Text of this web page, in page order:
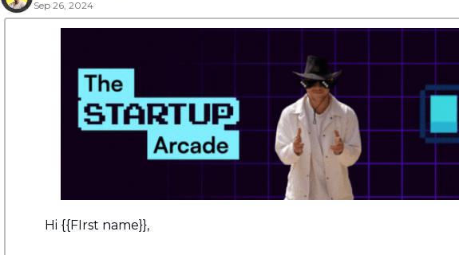
Sep 26, 2024
Hi {{FIrst name}},